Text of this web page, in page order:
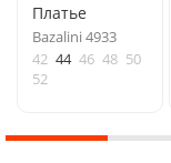
Платье
Bazalini 4933
42 44 46 48 50
52